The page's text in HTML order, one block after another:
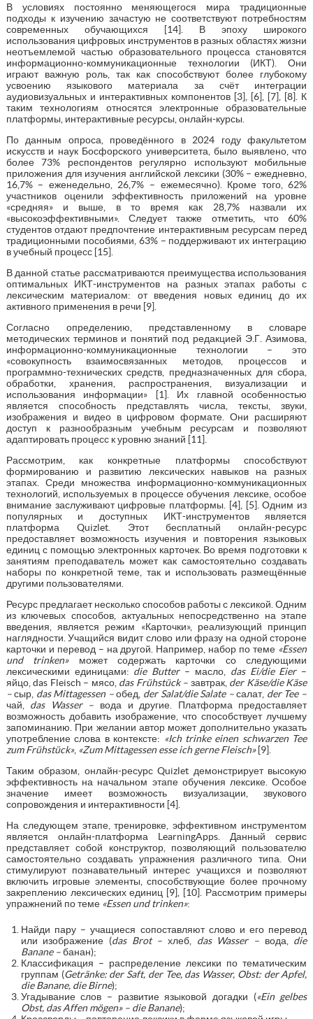
В условиях постоянно меняющегося мира традиционные
подходы к изучению зачастую не соответствуют потребностям
современных обучающихся [14]. В эпоху широкого
использования цифровых инструментов в разных областях жизни
неотъемлемой частью образовательного процесса становятся
информационно-коммуникационные технологии (ИКТ). Они
играют важную роль, так как способствуют более глубокому
усвоению языкового материала за счёт интеграции
аудиовизуальных и интерактивных компонентов [3], [6], [7], [8]. К
таким технологиям относятся электронные образовательные
платформы, интерактивные ресурсы, онлайн-курсы.
По данным опроса, проведённого в 2024 году факультетом
искусств и наук Босфорского университета, было выявлено, что
более 73% респондентов регулярно используют мобильные
приложения для изучения английской лексики (30% – ежедневно,
16,7% – еженедельно, 26,7% – ежемесячно). Кроме того, 62%
участников оценили эффективность приложений на уровне
«средняя» и выше, в то время как 28,7% назвали их
«высокоэффективными». Следует также отметить, что 60%
студентов отдают предпочтение интерактивным ресурсам перед
традиционными пособиями, 63% – поддерживают их интеграцию
в учебный процесс [15].
В данной статье рассматриваются преимущества использования
оптимальных ИКТ-инструментов на разных этапах работы с
лексическим материалом: от введения новых единиц до их
активного применения в речи [9].
Согласно определению, представленному в словаре
методических терминов и понятий под редакцией Э.Г. Азимова,
информационно-коммуникационные технологии – это
«совокупность взаимосвязанных методов, процессов и
программно-технических средств, предназначенных для сбора,
обработки, хранения, распространения, визуализации и
использования информации» [1]. Их главной особенностью
является способность представлять числа, тексты, звуки,
изображения и видео в цифровом формате. Они расширяют
доступ к разнообразным учебным ресурсам и позволяют
адаптировать процесс к уровню знаний [11].
Рассмотрим, как конкретные платформы способствуют
формированию и развитию лексических навыков на разных
этапах. Среди множества информационно-коммуникационных
технологий, используемых в процессе обучения лексике, особое
внимание заслуживают цифровые платформы. [4], [5]. Одним из
популярных и доступных ИКТ-инструментов является
платформа Quizlet. Этот бесплатный онлайн-ресурс
предоставляет возможность изучения и повторения языковых
единиц с помощью электронных карточек. Во время подготовки к
занятиям преподаватель может как самостоятельно создавать
наборы по конкретной теме, так и использовать размещённые
другими пользователями.
Ресурс предлагает несколько способов работы с лексикой. Одним
из ключевых способов, актуальных непосредственно на этапе
введения, является режим «Карточки», реализующий принцип
наглядности. Учащийся видит слово или фразу на одной стороне
карточки и перевод – на другой. Например, набор по теме «Essen
und
trinken»может содержать карточки со следующими
лексическими единицами: die Butter– масло, das Ei/die Eier–
яйцо, das Fleisch – мясо, das Frühstück– завтрак, der Käse/die Käse
–сыр, das Mittagessen–обед, der Salat/die Salate–салат, der Tee–
чай, das Wasser– вода и другие. Платформа предоставляет
возможность добавить изображение, что способствует лучшему
запоминанию. При желании автор может дополнительно указать
употребление слова в контексте: «Ich trinke einen schwarzen Tee
zum Frühstück», «Zum Mittagessen esse ich gerne Fleisch»[9].
Таким образом, онлайн-ресурс Quizlet демонстрирует высокую
эффективность на начальном этапе обучения лексике. Особое
значение имеет возможность визуализации, звукового
сопровождения и интерактивности [4].
На следующем этапе, тренировке, эффективном инструментом
является онлайн-платформа LearningApps. Данный сервис
представляет собой конструктор, позволяющий пользователю
самостоятельно создавать упражнения различного типа. Они
стимулируют познавательный интерес учащихся и позволяют
включить игровые элементы, способствующие более прочному
закреплению лексических единиц [9], [10]. Рассмотрим примеры
упражнений по теме «Essen und trinken»:
Найди пару – учащиеся сопоставляют слово и его перевод
или изображение (das Brot– хлеб, das Wasser– вода, die
Banane–банан);
Классификация – распределение лексики по тематическим
группам (Getränke: der Saft, der Tee, das Wasser, Obst: der Apfel,
die Banane, die Birne);
Угадывание слов – развитие языковой догадки («Ein gelbes
Obst, das Affen mögen» – die Banane);